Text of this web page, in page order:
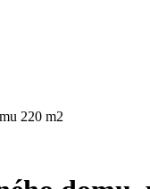
220 m2